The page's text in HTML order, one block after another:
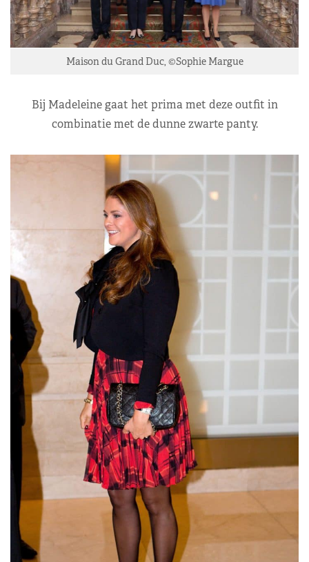
Maison du Grand Duc, ©Sophie Margue
Bij Madeleine gaat het prima met deze outfit in
combinatie met de dunne zwarte panty.